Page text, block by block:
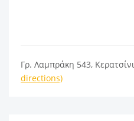
Γρ. Λαμπράκη 543,
directions)